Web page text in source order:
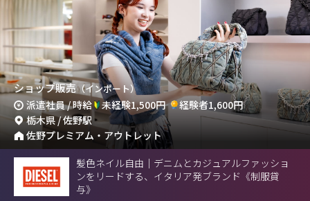
ショップ販売（インポート）
派遣社員 / 時給 未経験1,500円
経験者1,600円
栃木県 / 佐野駅
佐野プレミアム・アウトレット
髪色ネイル自由｜デニムとカジュアルファッショ
ンをリードする、イタリア発ブランド《制服貸
与》